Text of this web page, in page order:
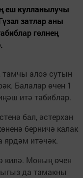
еш кулланылучы
затлар аны
гөлнең
тамчы алоэ сутын
Балалар өчен 1
итә табиблар.
бал, әстерхан
берничә калак
итәчәк.
килә. Моның өчен
да тамакны